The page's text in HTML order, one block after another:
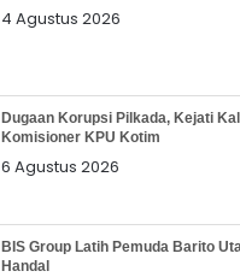
4 Agustus 2026
Dugaan Korupsi Pilkada, Kejati
Komisioner KPU Kotim
6 Agustus 2026
BIS Group Latih Pemuda Barito
Handal